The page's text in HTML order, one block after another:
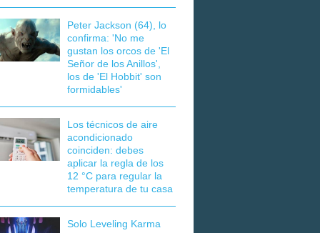
Peter Jackson (64), lo
confirma: 'No me
gustan los orcos de 'El
Señor de los Anillos',
los de 'El Hobbit' son
formidables'
Los técnicos de aire
acondicionado
coinciden: debes
aplicar la regla de los
12 °C para regular la
temperatura de tu casa
Solo Leveling Karma